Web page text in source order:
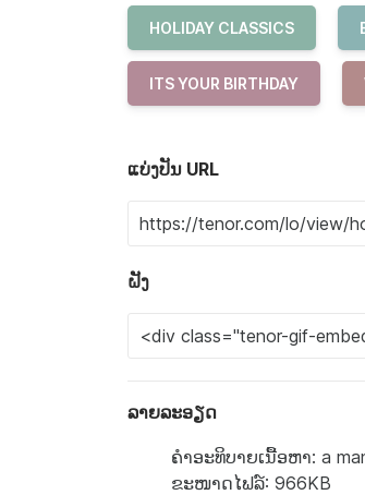
HOLIDAY CLASSICS
ITS YOUR BIRTHDAY
ແບ່ງປັນ URL
ຝັງ
ລາຍລະອຽດ
ຄຳອະທິບາຍເນື້ອຫາ: a
ຂະໜາດໄຟລ໌: 966KB